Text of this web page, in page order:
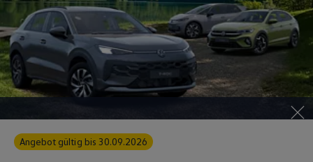
Angebot gültig bis 30.09.2026